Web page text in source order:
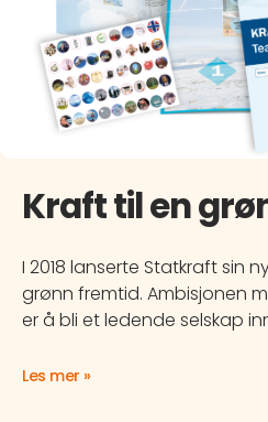
Kraft til en
I 2018 lanserte Statkraft sin
grønn fremtid. Ambisjonen
er å bli et ledende selskap
Les mer »